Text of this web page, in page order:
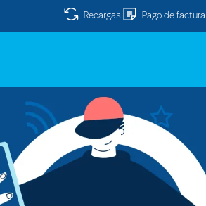
Recargas Pago de factura